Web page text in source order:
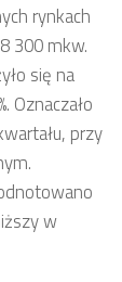
rynkach
300 mkw.
się na
Oznaczało
przy
w